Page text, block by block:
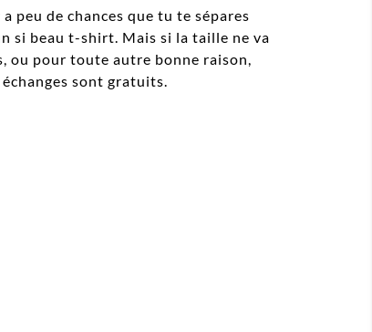
a peu de chances que tu te sépares
si beau t-shirt. Mais si la taille ne va
ou pour toute autre bonne raison,
échanges sont gratuits.